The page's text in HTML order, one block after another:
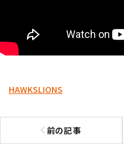
HAWKSLIONS
前の記事
前の記事へ